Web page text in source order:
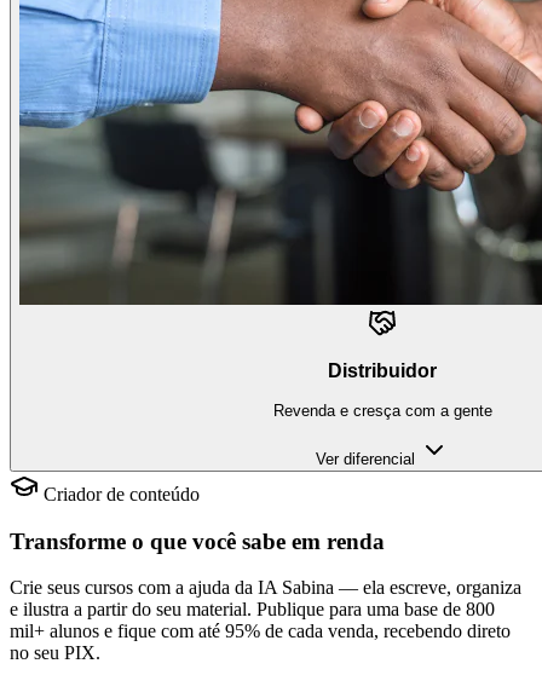
Distribuidor
Revenda e cresça com a gente
Ver diferencial
Criador de conteúdo
Transforme o que você sabe em renda
Crie seus cursos com a ajuda da IA Sabina — ela escreve, organiza
e ilustra a partir do seu material. Publique para uma base de 800
mil+ alunos e fique com até 95% de cada venda, recebendo direto
no seu PIX.